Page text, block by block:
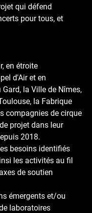
qui défend
pour tous, et
en étroite
d'Air et en
la Ville de Nîmes,
la Fabrique
compagnies de cirque
projet dans leur
2018.
besoins identifiés
les activités au fil
de soutien
émergents et/ou
laboratoires